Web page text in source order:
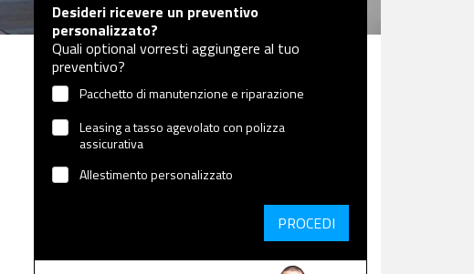
Desideri ricevere un preventivo
personalizzato?
Quali optional vorresti aggiungere al tuo
preventivo?
Pacchetto di manutenzione e riparazione
Leasing a tasso agevolato con polizza
assicurativa
Allestimento personalizzato
PROCEDI